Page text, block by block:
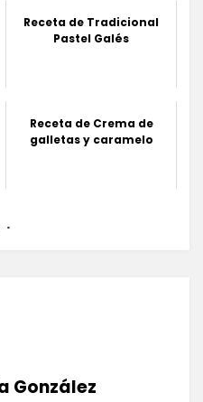
Receta de Tradicional
Pastel Galés
Receta de Crema de
galletas y caramelo
González